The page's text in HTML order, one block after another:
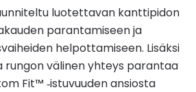
luotettavan kanttipidon
parantamiseen ja
helpottamiseen. Lisäksi
rungon välinen yhteys parantaa
Fit™ ‑istuvuuden ansiosta